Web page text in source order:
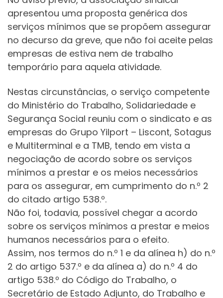
apresentou uma proposta genérica dos
serviços mínimos que se propõem assegurar
no decurso da greve, que não foi aceite pelas
empresas de estiva nem de trabalho
temporário para aquela atividade.
Nestas circunstâncias, o serviço competente
do Ministério do Trabalho, Solidariedade e
Segurança Social reuniu com o sindicato e as
empresas do Grupo Yilport – Liscont, Sotagus
e Multiterminal e a TMB, tendo em vista a
negociação de acordo sobre os serviços
mínimos a prestar e os meios necessários
para os assegurar, em cumprimento do n.º 2
do citado artigo 538.º.
Não foi, todavia, possível chegar a acordo
sobre os serviços mínimos a prestar e meios
humanos necessários para o efeito.
Assim, nos termos do n.º 1 e da alínea h) do n.º
2 do artigo 537.º e da alínea a) do n.º 4 do
artigo 538.º do Código do Trabalho, o
Secretário de Estado Adjunto, do Trabalho e